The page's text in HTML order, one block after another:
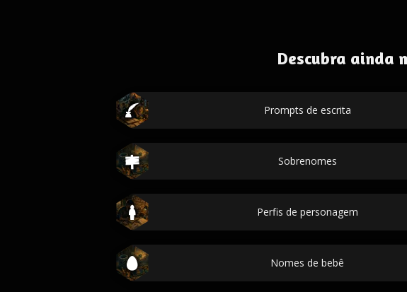
Descubra ainda
Prompts de escrita
Sobrenomes
Perfis de personagem
Nomes de bebê